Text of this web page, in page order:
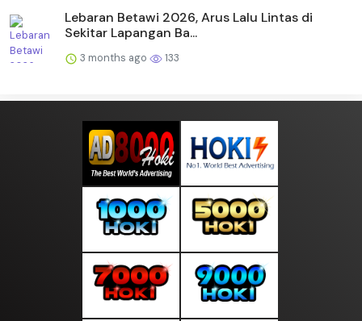
Lebaran Betawi 2026, Arus Lalu Lintas di
Sekitar Lapangan Ba...
3 months ago 133